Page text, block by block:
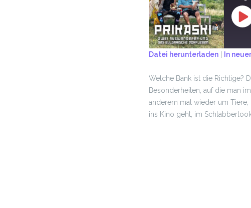
RSS FEED
LINK
EMBED
Datei herunterladen | In
Welche Bank ist die Richtige?
Besonderheiten, auf die man
anderem mal wieder um
ins Kino geht, im Schlabberlook